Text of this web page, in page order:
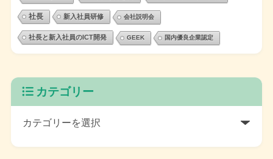
社長 新入社員研修 会社説明会
社長と新入社員のICT開発 GEEK 国内優良企業認定
カテゴリー